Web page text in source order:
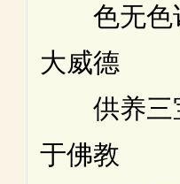
色无色
大威德
供养三
于佛教